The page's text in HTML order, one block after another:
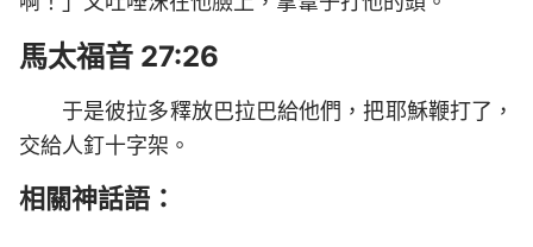
馬太福音 27:26
于是彼拉多釋放巴拉巴給他們，把耶穌鞭打了，
交給人釘十字架。
相關神話語：